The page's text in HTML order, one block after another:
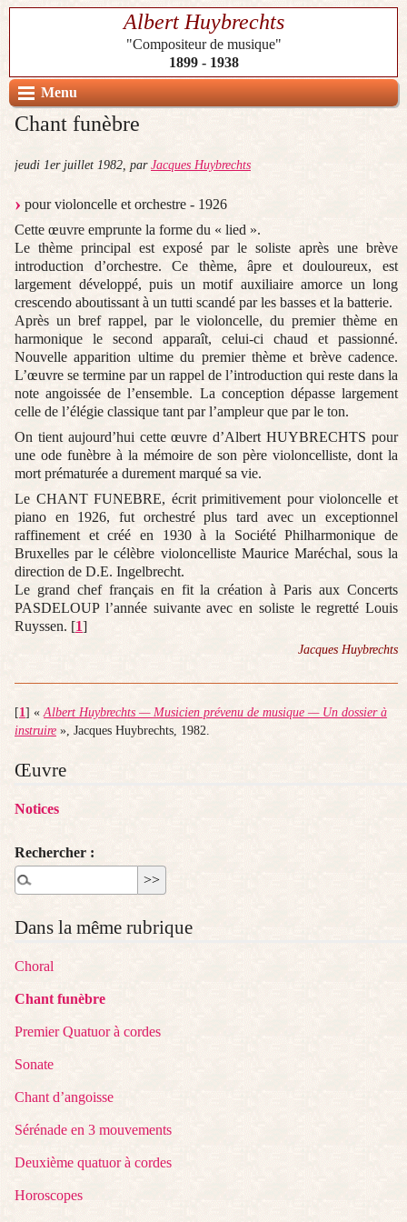
Albert Huybrechts
"Compositeur de musique"
1899 - 1938
Menu
Chant funèbre
jeudi 1er juillet 1982 parJacques Huybrechts
pour violoncelle et orchestre - 1926
Cette œuvre emprunte la forme du « lied ».
Le thème principal est exposé par le soliste après une brève
introduction d’orchestre. Ce thème, âpre et douloureux, est
largement développé, puis un motif auxiliaire amorce un long
crescendo aboutissant à un tutti scandé par les basses et la batterie.
Après un bref rappel, par le violoncelle, du premier thème en
harmonique le second apparaît, celui-ci chaud et passionné.
Nouvelle apparition ultime du premier thème et brève cadence.
L’œuvre se termine par un rappel de l’introduction qui reste dans la
note angoissée de l’ensemble. La conception dépasse largement
celle de l’élégie classique tant par l’ampleur que par le ton.
On tient aujourd’hui cette œuvre d’Albert HUYBRECHTS pour
une ode funèbre à la mémoire de son père violoncelliste, dont la
mort prématurée a durement marqué sa vie.
Le CHANT FUNEBRE, écrit primitivement pour violoncelle et
piano en 1926, fut orchestré plus tard avec un exceptionnel
raffinement et créé en 1930 à la Société Philharmonique de
Bruxelles par le célèbre violoncelliste Maurice Maréchal, sous la
direction de D.E. Ingelbrecht.
Le grand chef français en fit la création à Paris aux Concerts
PASDELOUP l’année suivante avec en soliste le regretté Louis
Ruyssen. [1]
Jacques Huybrechts
[1] «Albert Huybrechts — Musicien prévenu de musique — Un dossier à
instruire », Jacques Huybrechts, 1982.
Œuvre
Notices
Rechercher :
Dans la même rubrique
Choral
Chant funèbre
Premier Quatuor à cordes
Sonate
Chant d’angoisse
Sérénade en 3 mouvements
Deuxième quatuor à cordes
Horoscopes